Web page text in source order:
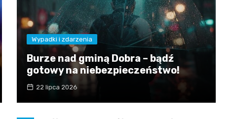
Wypadki i zdarzenia
Burze nad gminą Dobra – bądź
gotowy na niebezpieczeństwo!
22 lipca 2026